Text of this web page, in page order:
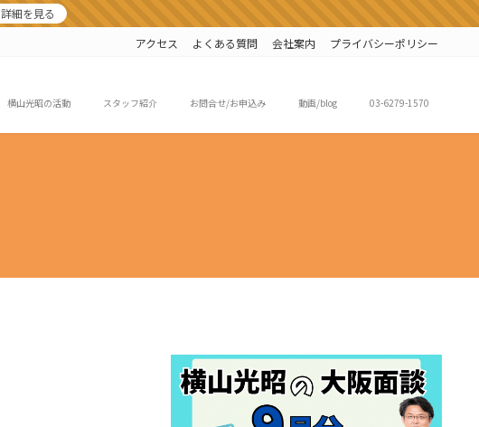
詳細を見る
アクセス よくある質問 会社案内 プライバシーポリシー
横山光昭の活動 スタッフ紹介 お問合せ/お申込み 動画/blog 03-6279-1570